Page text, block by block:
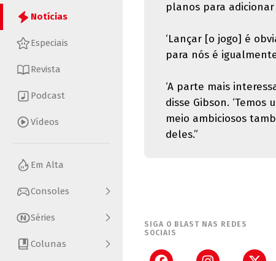
Notícias
Especiais
Revista
Podcast
Vídeos
Em Alta
Consoles
Séries
Colunas
planos para
‘Lançar [o jogo] é
para nós é
‘A parte mais
disse Gibson.
meio ambiciosos
deles.”
SIGA O BLAST NAS REDES
SOCIAIS